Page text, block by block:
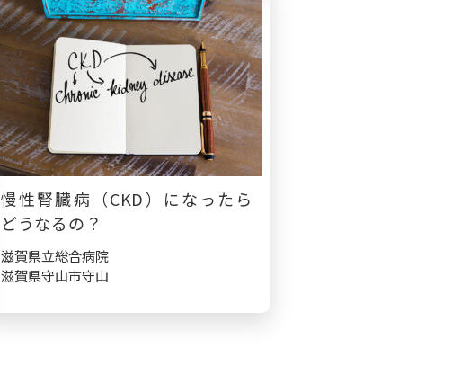
慢性腎臓病（CKD）になったら
どうなるの？
滋賀県立総合病院
滋賀県守山市守山